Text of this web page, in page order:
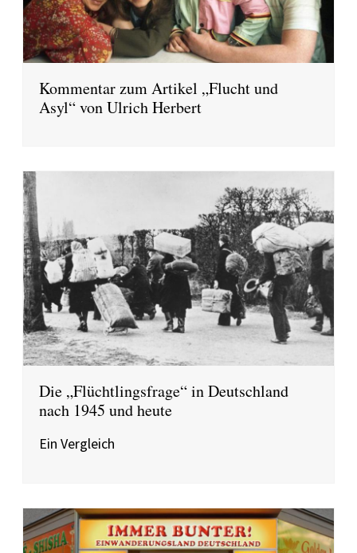
Kommentar zum Artikel „Flucht und
Asyl“ von Ulrich Herbert
Die „Flüchtlingsfrage“ in Deutschland
nach 1945 und heute
Ein Vergleich